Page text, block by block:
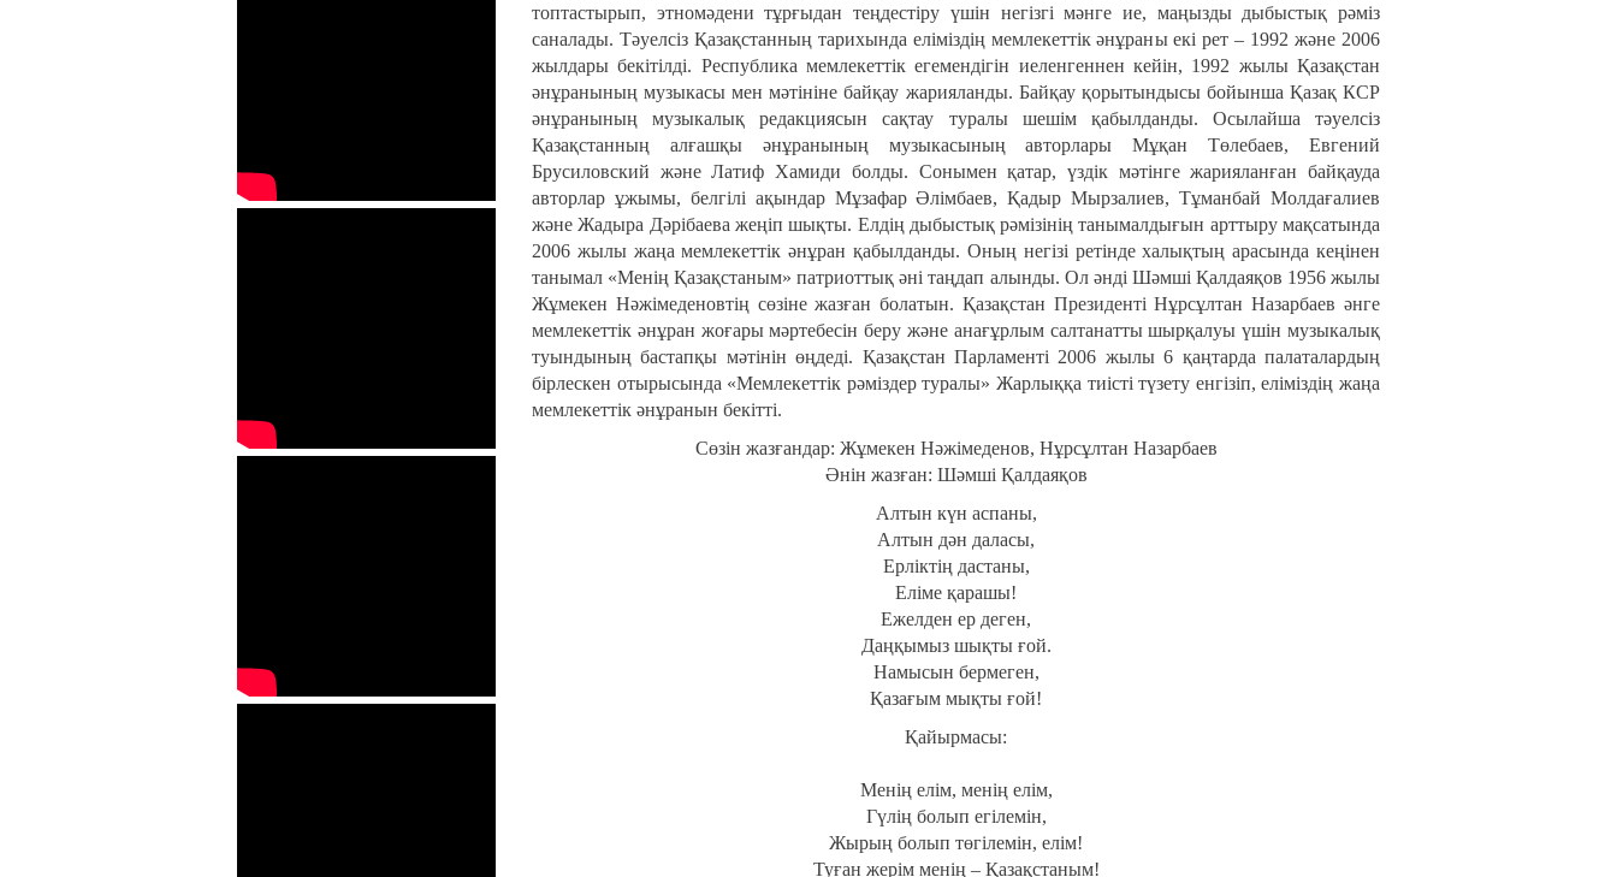
топтастырып, этномәдени тұрғыдан теңдестіру үшін негізгі мәнге ие, маңызды дыбыстық рәміз
саналады. Тәуелсіз Қазақстанның тарихында еліміздің мемлекеттік әнұраны екі рет – 1992 және 2006
жылдары бекітілді. Республика мемлекеттік егемендігін иеленгеннен кейін, 1992 жылы Қазақстан
әнұранының музыкасы мен мәтініне байқау жарияланды. Байқау қорытындысы бойынша Қазақ КСР
әнұранының музыкалық редакциясын сақтау туралы шешім қабылданды. Осылайша тәуелсіз
Қазақстанның алғашқы әнұранының музыкасының авторлары Мұқан Төлебаев, Евгений
Брусиловский және Латиф Хамиди болды. Сонымен қатар, үздік мәтінге жарияланған байқауда
авторлар ұжымы, белгілі ақындар Мұзафар Әлімбаев, Қадыр Мырзалиев, Тұманбай Молдағалиев
және Жадыра Дәрібаева жеңіп шықты. Елдің дыбыстық рәмізінің танымалдығын арттыру мақсатында
2006 жылы жаңа мемлекеттік әнұран қабылданды. Оның негізі ретінде халықтың арасында кеңінен
танымал «Менің Қазақстаным» патриоттық әні таңдап алынды. Ол әнді Шәмші Қалдаяқов 1956 жылы
Жұмекен Нәжімеденовтің сөзіне жазған болатын. Қазақстан Президенті Нұрсұлтан Назарбаев әнге
мемлекеттік әнұран жоғары мәртебесін беру және анағұрлым салтанатты шырқалуы үшін музыкалық
туындының бастапқы мәтінін өңдеді. Қазақстан Парламенті 2006 жылы 6 қаңтарда палаталардың
бірлескен отырысында «Мемлекеттік рәміздер туралы» Жарлыққа тиісті түзету енгізіп, еліміздің жаңа
мемлекеттік әнұранын бекітті.
Сөзін жазғандар: Жұмекен Нәжімеденов, Нұрсұлтан Назарбаев
Әнін жазған: Шәмші Қалдаяқов
Алтын күн аспаны,
Алтын дән даласы,
Ерліктің дастаны,
Еліме қарашы!
Ежелден ер деген,
Даңқымыз шықты ғой.
Намысын бермеген,
Қазағым мықты ғой!
Қайырмасы:
Менің елім, менің елім,
Гүлің болып егілемін,
Жырың болып төгілемін, елім!
Туған жерім менің – Қазақстаным!